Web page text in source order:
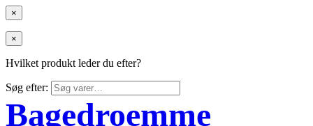
×
×
Hvilket produkt leder du efter?
Søg efter:
Bagedroemme